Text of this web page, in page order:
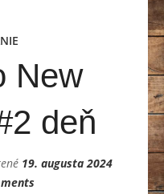
New
deň
19. augusta 2024